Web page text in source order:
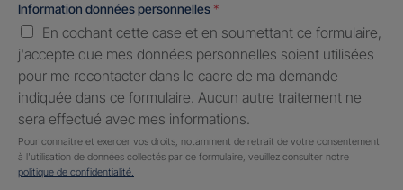
Information données personnelles *
En cochant cette case et en soumettant ce formulaire,
j'accepte que mes données personnelles soient utilisées
pour me recontacter dans le cadre de ma demande
indiquée dans ce formulaire. Aucun autre traitement ne
sera effectué avec mes informations.
Pour connaitre et exercer vos droits, notamment de retrait de votre consentement
à l'utilisation de données collectés par ce formulaire, veuillez consulter notre
politique de confidentialité.